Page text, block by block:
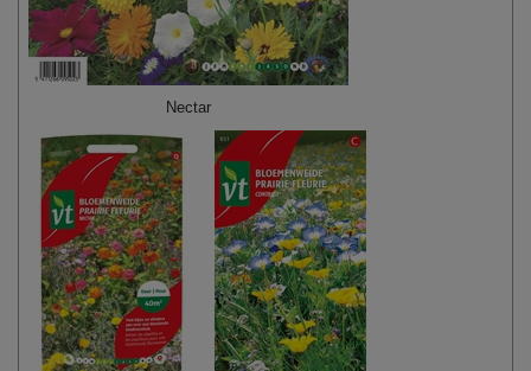
Nectar